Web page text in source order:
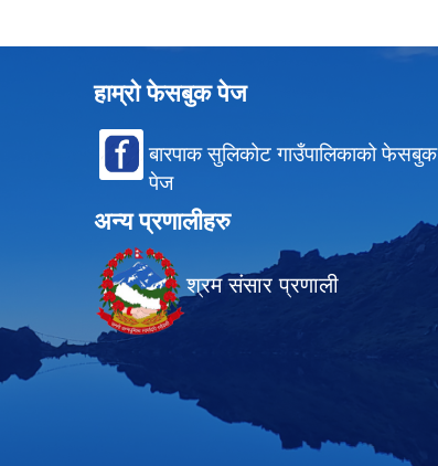
हाम्रो फेसबुक पेज
बारपाक सुलिकोट गाउँपालिकाको फेसबुक
पेज
अन्य प्रणालीहरु
श्रम संसार प्रणाली